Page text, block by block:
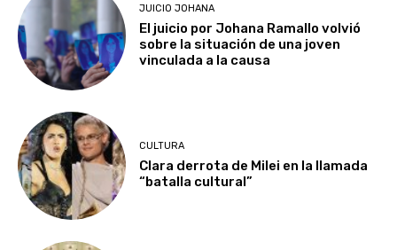
JUICIO JOHANA
El juicio por Johana Ramallo volvió
sobre la situación de una joven
vinculada a la causa
CULTURA
Clara derrota de Milei en la llamada
“batalla cultural”